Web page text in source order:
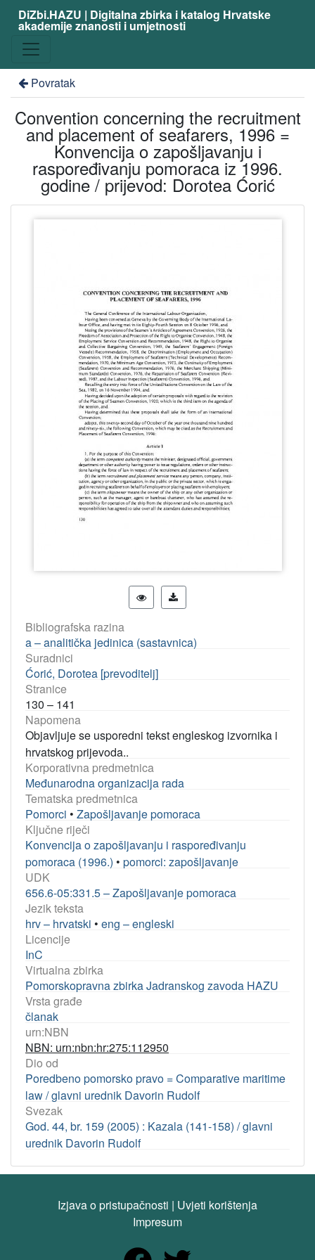
DiZbi.HAZU | Digitalna zbirka i katalog Hrvatske
akademije znanosti i umjetnosti
Povratak
Convention concerning the recruitment
and placement of seafarers, 1996 =
Konvencija o zapošljavanju i
raspoređivanju pomoraca iz 1996.
godine / prijevod: Dorotea Ćorić
Bibliografska razina
a – analitička jedinica (sastavnica)
Suradnici
Ćorić, Dorotea [prevoditelj]
Stranice
130 – 141
Napomena
Objavljuje se usporedni tekst engleskog izvornika i
hrvatskog prijevoda..
Korporativna predmetnica
Međunarodna organizacija rada
Tematska predmetnica
Pomorci • Zapošljavanje pomoraca
Ključne riječi
Konvencija o zapošljavanju i raspoređivanju
pomoraca (1996.) • pomorci: zapošljavanje
UDK
656.6-05:331.5 – Zapošljavanje pomoraca
Jezik teksta
hrv – hrvatski • eng – engleski
Licencije
InC
Virtualna zbirka
Pomorskopravna zbirka Jadranskog zavoda HAZU
Vrsta građe
članak
urn:NBN
NBN: urn:nbn:hr:275:112950
Dio od
Poredbeno pomorsko pravo = Comparative maritime
law / glavni urednik Davorin Rudolf
Svezak
God. 44, br. 159 (2005) : Kazala (141-158) / glavni
urednik Davorin Rudolf
Izjava o pristupačnosti | Uvjeti korištenja
Impresum